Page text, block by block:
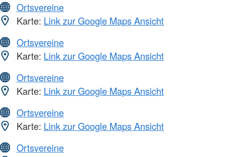
Ortsvereine
Karte: Link zur Google Maps Ansicht
Ortsvereine
Karte: Link zur Google Maps Ansicht
Ortsvereine
Karte: Link zur Google Maps Ansicht
Ortsvereine
Karte: Link zur Google Maps Ansicht
Ortsvereine